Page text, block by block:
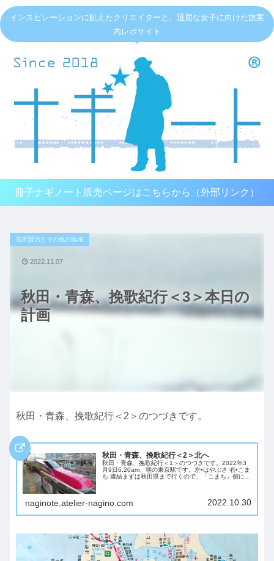
インスピレーションに飢えたクリエイターと、退屈な女子に向けた旅案
内レポサイト
冊子ナギノート販売ページはこちらから（外部リンク）
秋田・青森、挽歌紀行＜3＞本日の
計画
宮沢賢治とその他の地域
2022.11.07
秋田・青森、挽歌紀行＜2＞のつづきです。
秋田・青森、挽歌紀行＜2＞北へ
秋田・青森、挽歌紀行＜1＞のつづきです。2022年3
月9日6:20am、朝の東京駅です。左•はやぶさ 右•こま
ち 連結まずは秋田県まで行くので、「こまち」側に乗
naginote.atelier-nagino.com 2022.10.30